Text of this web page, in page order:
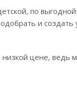
по
и
низкой цене,